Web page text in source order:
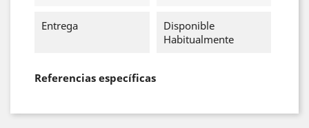
Entrega
Disponible
Habitualmente
Referencias específicas